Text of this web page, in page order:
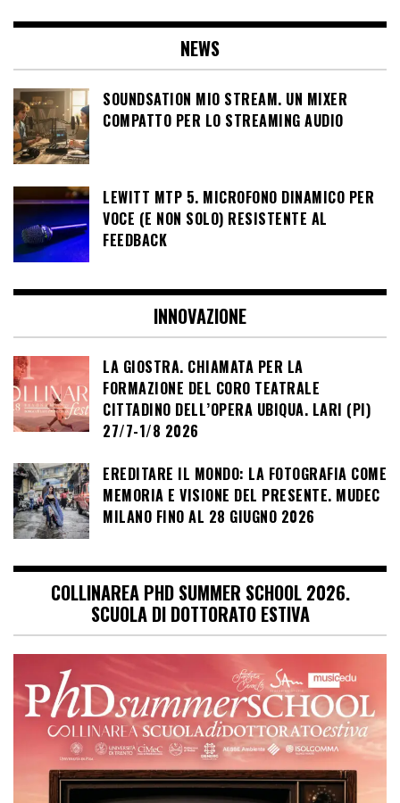
articoli
NEWS
SOUNDSATION MIO STREAM. UN MIXER
COMPATTO PER LO STREAMING AUDIO
LEWITT MTP 5. MICROFONO DINAMICO PER
VOCE (E NON SOLO) RESISTENTE AL
FEEDBACK
INNOVAZIONE
LA GIOSTRA. CHIAMATA PER LA
FORMAZIONE DEL CORO TEATRALE
CITTADINO DELL’OPERA UBIQUA. LARI (PI)
27/7-1/8 2026
EREDITARE IL MONDO: LA FOTOGRAFIA COME
MEMORIA E VISIONE DEL PRESENTE. MUDEC
MILANO FINO AL 28 GIUGNO 2026
COLLINAREA PHD SUMMER SCHOOL 2026.
SCUOLA DI DOTTORATO ESTIVA